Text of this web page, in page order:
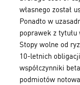
własnego został
Ponadto w
poprawek z
Stopy wolne od
10-letnich
współczynniki
podmiotów